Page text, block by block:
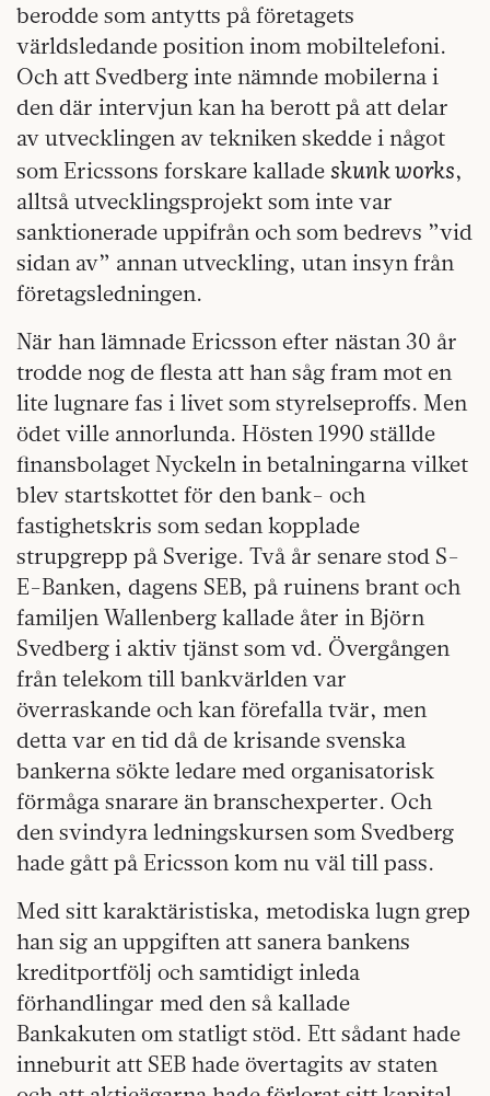
berodde som antytts på företagets
världsledande position inom mobiltelefoni.
Och att Svedberg inte nämnde mobilerna i
den där intervjun kan ha berott på att delar
av utvecklingen av tekniken skedde i något
som Ericssons forskare kallade skunk works,
alltså utvecklingsprojekt som inte var
sanktionerade uppifrån och som bedrevs ”vid
sidan av” annan utveckling, utan insyn från
företagsledningen.
När han lämnade Ericsson efter nästan 30 år
trodde nog de flesta att han såg fram mot en
lite lugnare fas i livet som styrelseproffs. Men
ödet ville annorlunda. Hösten 1990 ställde
finansbolaget Nyckeln in betalningarna vilket
blev startskottet för den bank- och
fastighetskris som sedan kopplade
strupgrepp på Sverige. Två år senare stod S-
E-Banken, dagens SEB, på ruinens brant och
familjen Wallenberg kallade åter in Björn
Svedberg i aktiv tjänst som vd. Övergången
från telekom till bankvärlden var
överraskande och kan förefalla tvär, men
detta var en tid då de krisande svenska
bankerna sökte ledare med organisatorisk
förmåga snarare än branschexperter. Och
den svindyra ledningskursen som Svedberg
hade gått på Ericsson kom nu väl till pass.
Med sitt karaktäristiska, metodiska lugn grep
han sig an uppgiften att sanera bankens
kreditportfölj och samtidigt inleda
förhandlingar med den så kallade
Bankakuten om statligt stöd. Ett sådant hade
inneburit att SEB hade övertagits av staten